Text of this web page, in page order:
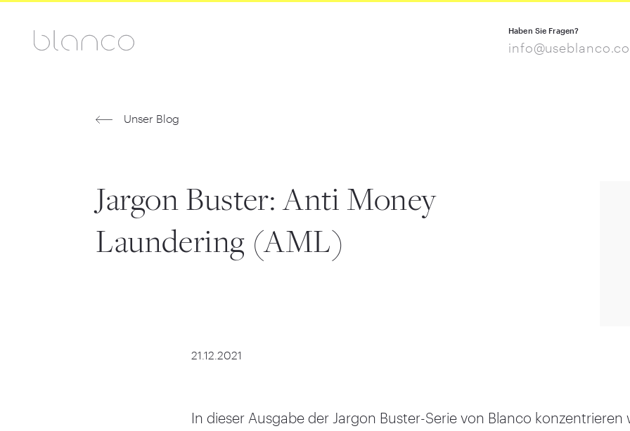
Haben Sie Fragen?
Unser Blog
Jargon Buster: Anti Money
Laundering (AML)
21.12.2021
In dieser Ausgabe der Jargon Buster-Serie von Blanco konzentrieren